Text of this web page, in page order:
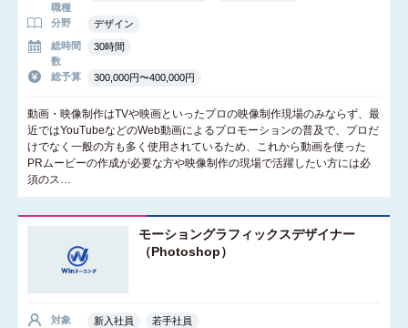
職種
分野
デザイン
総時間
数
30時間
総予算 300,000円〜400,000円
動画・映像制作はTVや映画といったプロの映像制作現場のみならず、最
近ではYouTubeなどのWeb動画によるプロモーションの普及で、プロだ
けでなく一般の方も多く使用されているため、これから動画を使った
PRムービーの作成が必要な方や映像制作の現場で活躍したい方には必
須のス…
モーショングラフィックスデザイナー
（Photoshop）
対象 新入社員
若手社員